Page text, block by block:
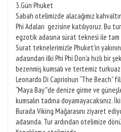
3.Gün Phuket
Sabah otelimizde alacağımız
Phi Adaları gezisine katılıyoruz. Bu
egzotik adasına sürat teknesi ile
Surat teknelerimizle Phuket’in
adasından ilki Phi Phi Don’a hızlı bir
bezenmiş kumsalı ve tertemiz
Leonardo Di Caprio’nun “The Beach”
“Maya Bay”’de denize girme ve
kumsalın tadına doyamayacaksınız.
Burada Viking Mağarasını ziyaret
adasında. Tur ardından otelimize